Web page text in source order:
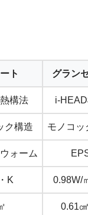
ト グラン
構法 i-
ク構造 モノコッ
ォーム
K 0.98W/
0.61